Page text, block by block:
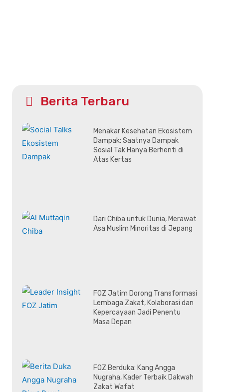
Berita Terbaru
Menakar Kesehatan Ekosistem
Dampak: Saatnya Dampak
Sosial Tak Hanya Berhenti di
Atas Kertas
Dari Chiba untuk Dunia, Merawat
Asa Muslim Minoritas di Jepang
FOZ Jatim Dorong Transformasi
Lembaga Zakat, Kolaborasi dan
Kepercayaan Jadi Penentu
Masa Depan
FOZ Berduka: Kang Angga
Nugraha, Kader Terbaik Dakwah
Zakat Wafat